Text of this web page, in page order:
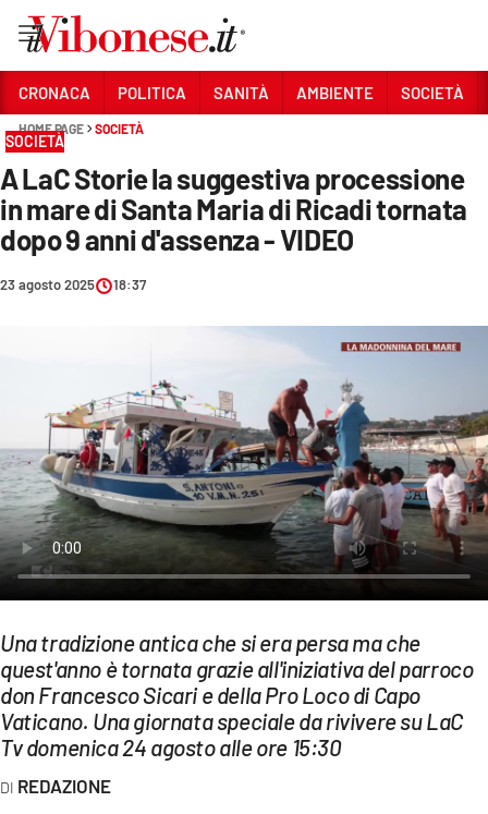
Sezioni
CRONACA
POLITICA
CULTURA
ECONOMIA E LAVORO
EVENTI
SPORT
LAC TV
LAC NETWORK
LAC ONAIR
CRONACA POLITICA SANITÀ AMBIENTE SOCIETÀ
HOME PAGE SOCIETÀ
SOCIETÀ
A LaC Storie la suggestiva processione
in mare di Santa Maria di Ricadi tornata
dopo 9 anni d'assenza - VIDEO
23 agosto 2025 18:37
Una tradizione antica che si era persa ma che
quest'anno è tornata grazie all'iniziativa del parroco
don Francesco Sicari e della Pro Loco di Capo
Vaticano. Una giornata speciale da rivivere su LaC
Tv domenica 24 agosto alle ore 15:30
REDAZIONE